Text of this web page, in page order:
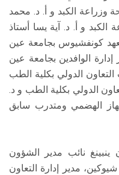
وزراعة الكبد و أ. د. محمد
الكبد و أ. د. آية يسا أستاذ
كونفشيوس بجامعة عين
الوافدين بجامعة عين
الدولي بكلية الطب
الدولي بكلية الطب و د.
الهضمي ومتدرب سابق
نائب مدير الشؤون
مدير إدارة التعاون